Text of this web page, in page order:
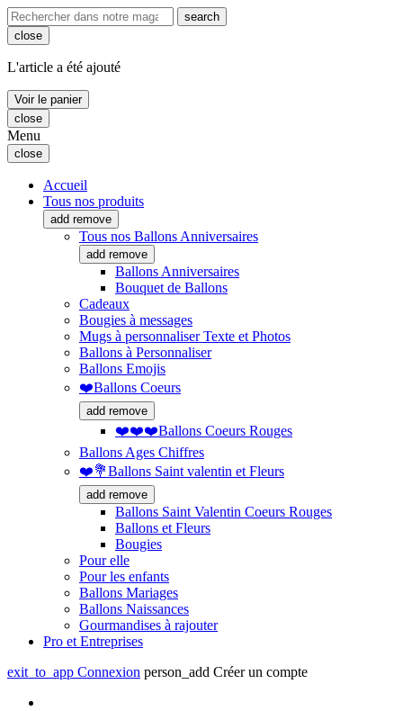
search
close
L'article a été ajouté
Voir le panier
close
Menu
close
Accueil
Tous nos produits
add remove
Tous nos Ballons Anniversaires
add remove
Ballons Anniversaires
Bouquet de Ballons
Cadeaux
Bougies à messages
Mugs à personnaliser Texte et Photos
Ballons à Personnaliser
Ballons Emojis
❤️Ballons Coeurs
add remove
❤️❤️❤️Ballons Coeurs Rouges
Ballons Ages Chiffres
❤️💐Ballons Saint valentin et Fleurs
add remove
Ballons Saint Valentin Coeurs Rouges
Ballons et Fleurs
Bougies
Pour elle
Pour les enfants
Ballons Mariages
Ballons Naissances
Gourmandises à rajouter
Pro et Entreprises
exit_to_app Connexion person_add Créer un compte